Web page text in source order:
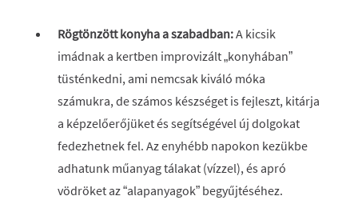
Rögtönzött konyha a szabadban:A kicsik
imádnak a kertben improvizált „konyhában”
tüsténkedni, ami nemcsak kiváló móka
számukra, de számos készséget is fejleszt, kitárja
a képzelőerőjüket és segítségével új dolgokat
fedezhetnek fel. Az enyhébb napokon kezükbe
adhatunk műanyag tálakat (vízzel), és apró
vödröket az “alapanyagok” begyűjtéséhez.